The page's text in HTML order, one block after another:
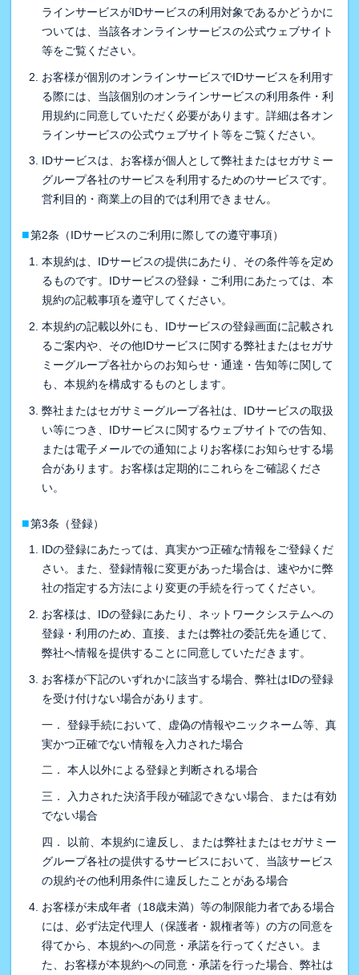
ラインサービスがIDサービスの利用対象であるかどうかに
ついては、当該各オンラインサービスの公式ウェブサイト
等をご覧ください。
お客様が個別のオンラインサービスでIDサービスを利用す
る際には、当該個別のオンラインサービスの利用条件・利
用規約に同意していただく必要があります。詳細は各オン
ラインサービスの公式ウェブサイト等をご覧ください。
IDサービスは、お客様が個人として弊社またはセガサミー
グループ各社のサービスを利用するためのサービスです。
営利目的・商業上の目的では利用できません。
■第2条（IDサービスのご利用に際しての遵守事項）
本規約は、IDサービスの提供にあたり、その条件等を定め
るものです。IDサービスの登録・ご利用にあたっては、本
規約の記載事項を遵守してください。
本規約の記載以外にも、IDサービスの登録画面に記載され
るご案内や、その他IDサービスに関する弊社またはセガサ
ミーグループ各社からのお知らせ・通達・告知等に関して
も、本規約を構成するものとします。
弊社またはセガサミーグループ各社は、IDサービスの取扱
い等につき、IDサービスに関するウェブサイトでの告知、
または電子メールでの通知によりお客様にお知らせする場
合があります。お客様は定期的にこれらをご確認くださ
い。
■第3条（登録）
IDの登録にあたっては、真実かつ正確な情報をご登録くだ
さい。また、登録情報に変更があった場合は、速やかに弊
社の指定する方法により変更の手続を行ってください。
お客様は、IDの登録にあたり、ネットワークシステムへの
登録・利用のため、直接、または弊社の委託先を通じて、
弊社へ情報を提供することに同意していただきます。
お客様が下記のいずれかに該当する場合、弊社はIDの登録
を受け付けない場合があります。
一． 登録手続において、虚偽の情報やニックネーム等、真
実かつ正確でない情報を入力された場合
二． 本人以外による登録と判断される場合
三． 入力された決済手段が確認できない場合、または有効
でない場合
四． 以前、本規約に違反し、または弊社またはセガサミー
グループ各社の提供するサービスにおいて、当該サービス
の規約その他利用条件に違反したことがある場合
お客様が未成年者（18歳未満）等の制限能力者である場合
には、必ず法定代理人（保護者・親権者等）の方の同意を
得てから、本規約への同意・承諾を行ってください。ま
た、お客様が本規約への同意・承諾を行った場合、弊社は